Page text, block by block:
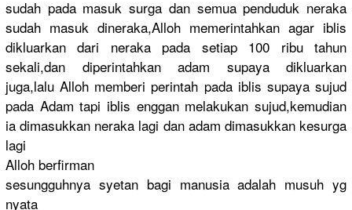
sudah pada masuk surga dan semua penduduk neraka
sudah masuk dineraka,Alloh memerintahkan agar iblis
dikluarkan dari neraka pada setiap 100 ribu tahun
sekali,dan diperintahkan adam supaya dikluarkan
juga,lalu Alloh memberi perintah pada iblis supaya sujud
pada Adam tapi iblis enggan melakukan sujud,kemudian
ia dimasukkan neraka lagi dan adam dimasukkankesurga
lagi
Alloh berfirman
sesungguhnya syetan bagi manusia adalah musuh yg
nyata